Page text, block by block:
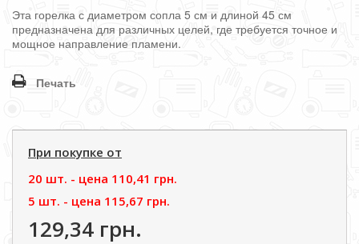
Эта горелка с диаметром сопла 5 см и длиной 45 см
предназначена для различных целей, где требуется точное и
мощное направление пламени.
Печать
При покупке от
20 шт. - цена 110,41 грн.
5 шт. - цена 115,67 грн.
129,34 грн.